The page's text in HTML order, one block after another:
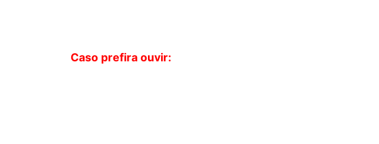
Caso prefira ouvir: